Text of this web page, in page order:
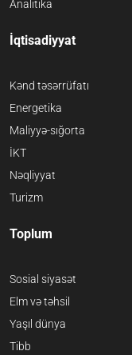
Analitika
İqtisadiyyat
Kənd təsərrüfatı
Energetika
Maliyyə-sığorta
İKT
Nəqliyyat
Turizm
Toplum
Sosial siyasət
Elm və təhsil
Yaşıl dünya
Tibb